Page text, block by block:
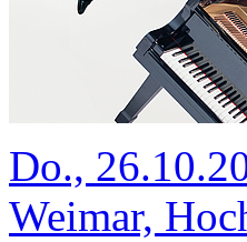
Do.,
Weimar,